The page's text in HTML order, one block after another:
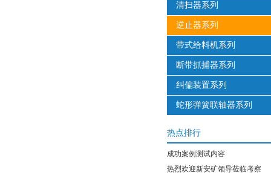
清扫器系列
逆止器系列
带式给料机系列
断带抓捕器系列
纠偏装置系列
蛇形弹簧联轴器系列
热点排行
成功案例测试内容
热烈欢迎新安矿领导莅临考察